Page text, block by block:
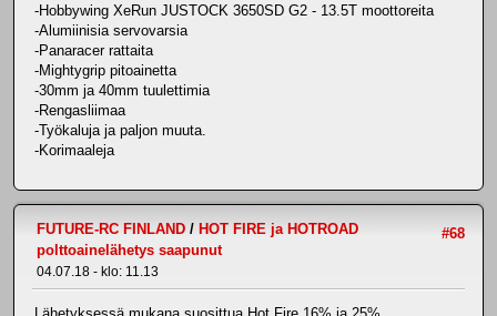
-Hobbywing XeRun JUSTOCK 3650SD G2 - 13.5T moottoreita
-Alumiinisia servovarsia
-Panaracer rattaita
-Mightygrip pitoainetta
-30mm ja 40mm tuulettimia
-Rengasliimaa
-Työkaluja ja paljon muuta.
-Korimaaleja
#68
FUTURE-RC FINLAND / HOT FIRE ja HOTROAD
polttoainelähetys saapunut
04.07.18 - klo: 11.13